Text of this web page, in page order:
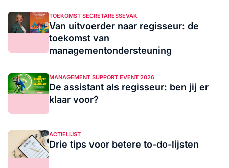
TOEKOMST SECRETARESSEVAK
Van uitvoerder naar regisseur: de
toekomst van
managementondersteuning
MANAGEMENT SUPPORT EVENT 2026
De assistant als regisseur: ben jij er
klaar voor?
ACTIELIJST
Drie tips voor betere to-do-lijsten